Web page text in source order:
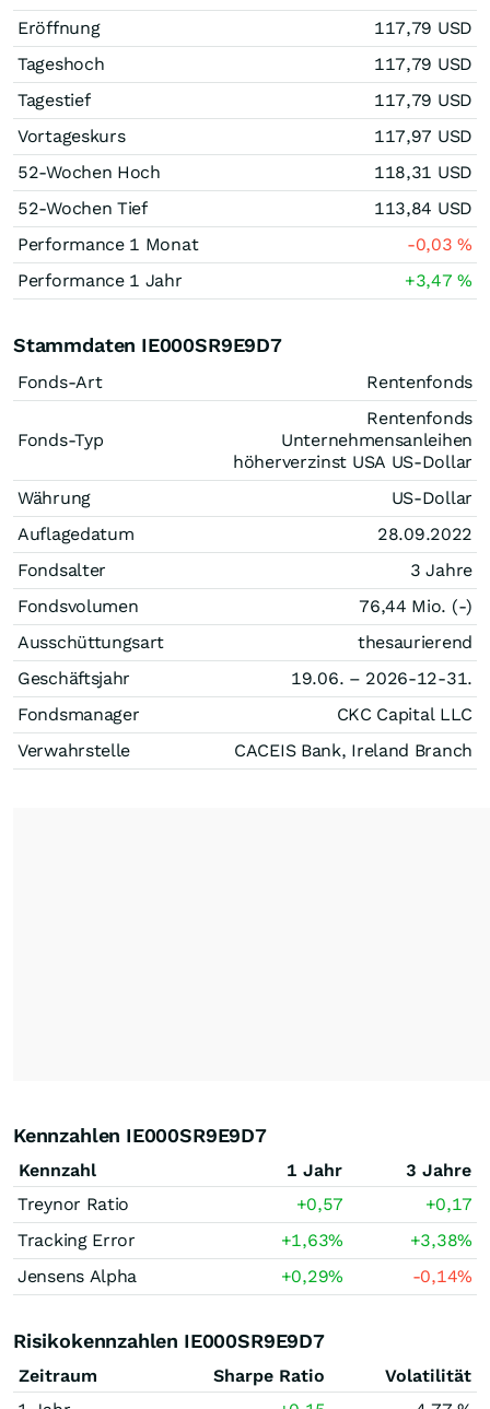
Eröffnung
117,79 USD
Tageshoch
117,79 USD
Tagestief
117,79 USD
Vortageskurs
117,97 USD
52-Wochen Hoch
118,31 USD
52-Wochen Tief
113,84 USD
Performance 1 Monat
-0,03%
Performance 1 Jahr
+3,47%
Stammdaten IE000SR9E9D7
Fonds-Art Rentenfonds
Fonds-Typ
Rentenfonds
Unternehmensanleihen
höherverzinst USA US-Dollar
Währung
US-Dollar
Auflagedatum
28.09.2022
Fondsalter
3 Jahre
Fondsvolumen
76,44 Mio. (-)
Ausschüttungsart
thesaurierend
Geschäftsjahr
19.06. – 2026-12-31.
Fondsmanager
CKC Capital LLC
Verwahrstelle
CACEIS Bank, Ireland Branch
Kennzahlen IE000SR9E9D7
Kennzahl 1 Jahr
3 Jahre
Treynor Ratio
+0,57
+0,17
Tracking Error
+1,63% +3,38%
Jensens Alpha
+0,29% -0,14%
Risikokennzahlen IE000SR9E9D7
Zeitraum Sharpe Ratio
Volatilität